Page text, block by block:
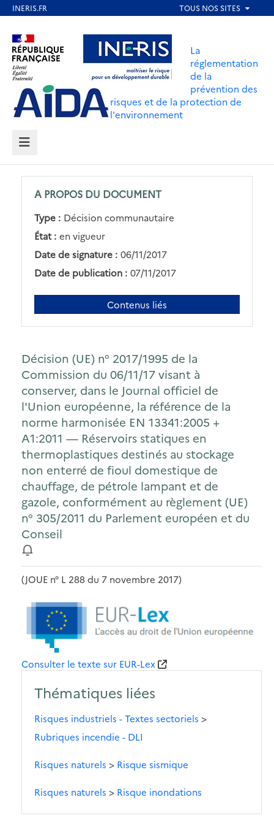
contenu
principal
Aller au contenu Aller au menu
Aller au pied de page
La
réglementation
de la
prévention des
risques et de la protection de
l'environnement
MENU
A PROPOS DU DOCUMENT
Type : Décision communautaire
État : en vigueur
Date de signature : 06/11/2017
Date de publication : 07/11/2017
Contenus liés
Décision (UE) n° 2017/1995 de la
Commission du 06/11/17 visant à
conserver, dans le Journal officiel de
l'Union européenne, la référence de la
norme harmonisée EN 13341:2005 +
A1:2011 — Réservoirs statiques en
thermoplastiques destinés au stockage
non enterré de fioul domestique de
chauffage, de pétrole lampant et de
gazole, conformément au règlement (UE)
n° 305/2011 du Parlement européen et du
Conseil
(JOUE n° L 288 du 7 novembre 2017)
Consulter le texte sur EUR-Lex
Thématiques liées
Risques industriels - Textes sectoriels >
Rubriques incendie - DLI
Risques naturels > Risque sismique
Risques naturels > Risque inondations